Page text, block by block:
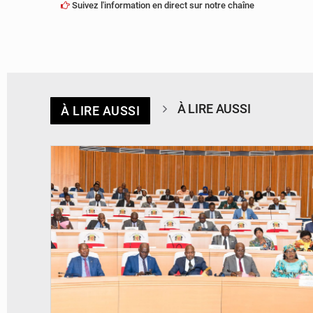
Suivez l'information en direct sur notre chaîne
À LIRE AUSSI À LIRE AUSSI